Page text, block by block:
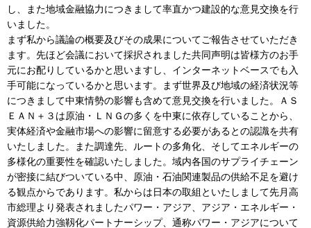
し、また地域金融協力につきまして率直かつ建設的な意見交換を行
いました。
まず私から議論の概要及びその成果についてご報告させていただき
ます。先ほど会議において採択されました共同声明は皆様方のお手
元にお配りしているかと思いますし、インターネットベースでも入
手可能になっているかと思います。まず世界及び地域の経済状況等
につきまして中東情勢の影響も含めて意見交換を行いました。ＡＳ
ＥＡＮ＋３は原油・ＬＮＧの多くを中東に依存していることから、
実体経済や金融市場への影響に留意する必要があるとの認識を共有
いたしました。また調達先、ルートの多角化、そしてエネルギーの
多様化の重要性を確認いたしました。域内各国のサプライチェーン
が密接に結びついている中、原油・石油関連製品の供給不足を避け
る観点からであります。私からは日本の取組といたしまして先月高
市総理より発表されましたパワー・アジア、アジア・エネルギー・
資源供給力強靱化パートナーシップ、通称パワー・アジアについて